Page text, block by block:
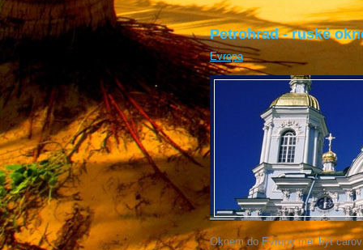
Petrohrad - ruské
Evropa
Oknem do Evropy měl být